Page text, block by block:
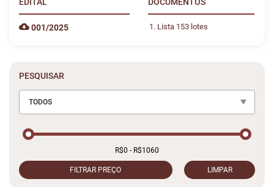
001/2025 Lista 153 lotes
PESQUISAR
TODOS
FILTRAR PREÇO LIMPAR